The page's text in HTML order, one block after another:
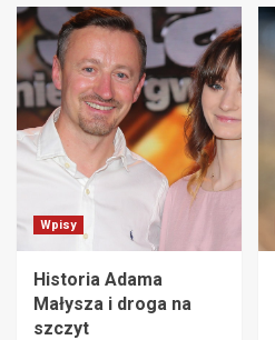
Wpisy
Historia Adama
Małysza i droga na
szczyt